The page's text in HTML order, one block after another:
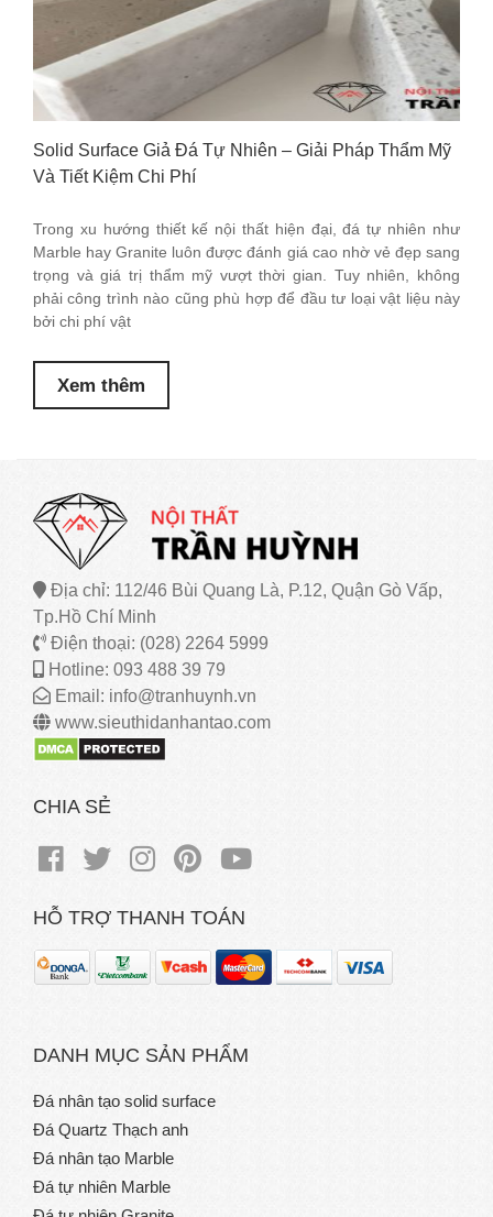
Solid Surface Giả Đá Tự Nhiên – Giải Pháp Thẩm Mỹ
Và Tiết Kiệm Chi Phí
Trong xu hướng thiết kế nội thất hiện đại, đá tự nhiên như
Marble hay Granite luôn được đánh giá cao nhờ vẻ đẹp sang
trọng và giá trị thẩm mỹ vượt thời gian. Tuy nhiên, không
phải công trình nào cũng phù hợp để đầu tư loại vật liệu này
bởi chi phí vật
Xem thêm
Địa chỉ: 112/46 Bùi Quang Là, P.12, Quận Gò Vấp,
Tp.Hồ Chí Minh
Điện thoại: (028) 2264 5999
Hotline: 093 488 39 79
Email: info@tranhuynh.vn
www.sieuthidanhantao.com
CHIA SẺ
HỖ TRỢ THANH TOÁN
DANH MỤC SẢN PHẨM
Đá nhân tạo solid surface
Đá Quartz Thạch anh
Đá nhân tạo Marble
Đá tự nhiên Marble